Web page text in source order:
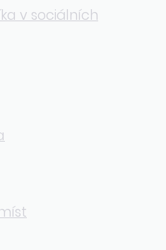
v sociálních